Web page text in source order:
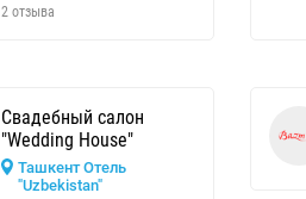
2 отзыва
Свадебный салон
"Wedding House"
Ташкент Отель
"Uzbekistan"